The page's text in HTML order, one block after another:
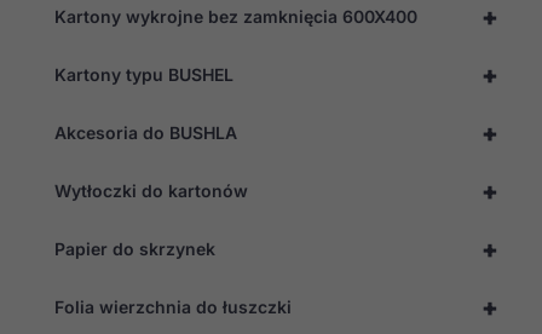
+
Kartony wykrojne bez zamknięcia 600X400
+
Kartony typu BUSHEL
+
Akcesoria do BUSHLA
+
Wytłoczki do kartonów
+
Papier do skrzynek
+
Folia wierzchnia do łuszczki